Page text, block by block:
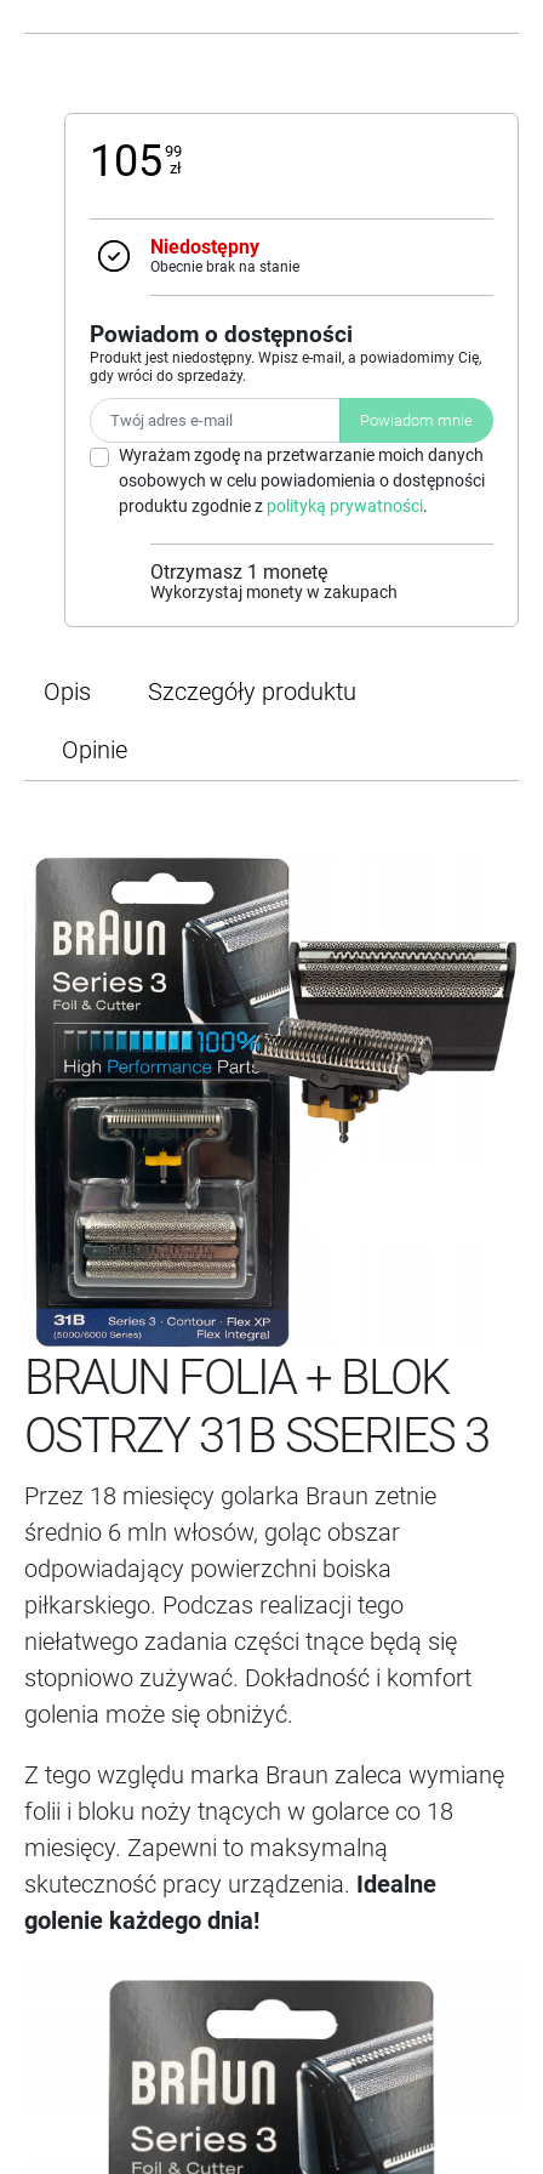
105 99
zł
Niedostępny
Obecnie brak na stanie
Powiadom o dostępności
Produkt jest niedostępny. Wpisz e-mail, a powiadomimy Cię,
gdy wróci do sprzedaży.
Powiadom mnie
Wyrażam zgodę na przetwarzanie moich danych
osobowych w celu powiadomienia o dostępności
produktu zgodnie z polityką prywatności.
Otrzymasz 1 monetę
Wykorzystaj monety w zakupach
Opis
Szczegóły produktu
Opinie
BRAUN FOLIA + BLOK
OSTRZY 31B SSERIES 3
Przez 18 miesięcy golarka Braun zetnie
średnio 6 mln włosów, goląc obszar
odpowiadający powierzchni boiska
piłkarskiego. Podczas realizacji tego
niełatwego zadania części tnące będą się
stopniowo zużywać. Dokładność i komfort
golenia może się obniżyć.
Z tego względu marka Braun zaleca wymianę
folii i bloku noży tnących w golarce co 18
miesięcy. Zapewni to maksymalną
skuteczność pracy urządzenia. Idealne
golenie każdego dnia!